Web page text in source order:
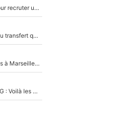
«C’est un très bon choix» : L'OM fait une offre pour recruter un ancien joueur du PSG... et c'est validé dans l'After Foot !
140M€ pour Yan Diomandé : Le PSG a dit non au transfert qui bat tous les records sur le mercato
La crise financière continue de faire des ravages à Marseille : L’OM a placé 12 joueurs sur le marché des transferts… et ça pourrait lui rapporter près de 100M€ !
Maghnes Akliouche raconte sa signature au PSG : Voilà les coulisses de son transfert de rêve à 50M€